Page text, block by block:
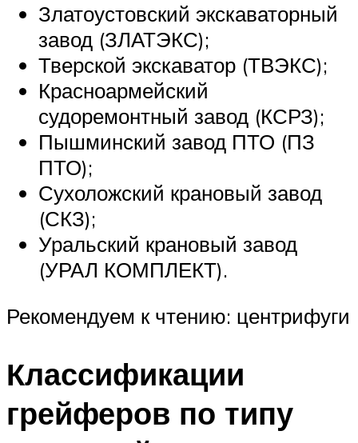
Златоустовский экскаваторный
завод (ЗЛАТЭКС);
Тверской экскаватор (ТВЭКС);
Красноармейский
судоремонтный завод (КСРЗ);
Пышминский завод ПТО (ПЗ
ПТО);
Сухоложский крановый завод
(СКЗ);
Уральский крановый завод
(УРАЛ КОМПЛЕКТ).
Рекомендуем к чтению: центрифуги
Классификации
грейферов по типу